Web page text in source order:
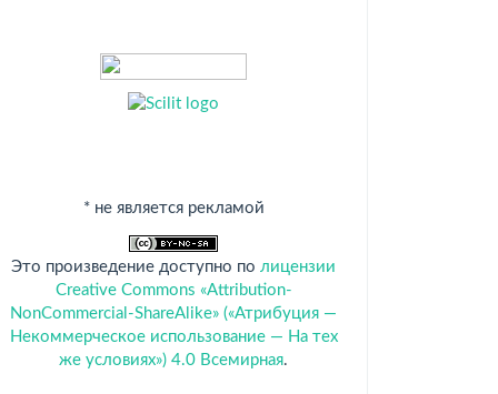
* не является рекламой
Это произведение доступно по лицензии
Creative Commons «Attribution-
NonCommercial-ShareAlike» («Атрибуция —
Некоммерческое использование — На тех
же условиях») 4.0 Всемирная.